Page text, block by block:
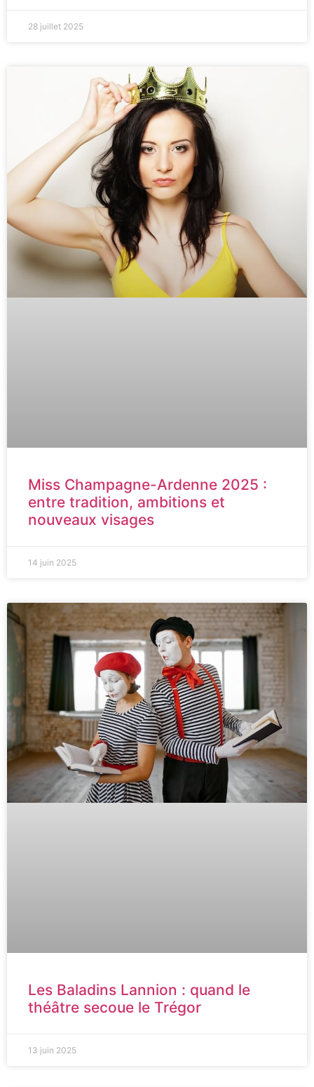
28 juillet 2025
Miss Champagne-Ardenne 2025 :
entre tradition, ambitions et
nouveaux visages
14 juin 2025
Les Baladins Lannion : quand le
théâtre secoue le Trégor
13 juin 2025